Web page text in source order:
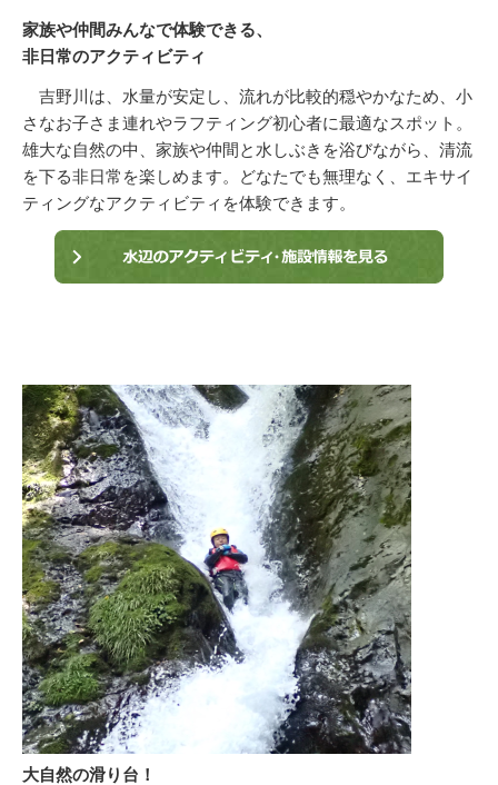
家族や仲間みんなで体験できる、
非日常のアクティビティ
吉野川は、水量が安定し、流れが比較的穏やかなため、小
さなお子さま連れやラフティング初心者に最適なスポット。
雄大な自然の中、家族や仲間と水しぶきを浴びながら、清流
を下る非日常を楽しめます。どなたでも無理なく、エキサイ
ティングなアクティビティを体験できます。
大自然の滑り台！